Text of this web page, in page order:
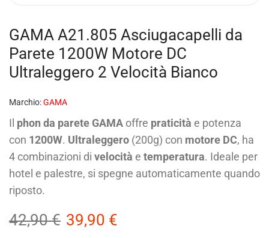
GAMA A21.805 Asciugacapelli da
Parete 1200W Motore DC
Ultraleggero 2 Velocità Bianco
Marchio:GAMA
Il phon da parete GAMA offre praticità e potenza
con 1200W. Ultraleggero (200g) con motore DC, ha
4 combinazioni di velocità e temperatura. Ideale per
hotel e palestre, si spegne automaticamente quando
riposto.
42,90€ 39,90 €